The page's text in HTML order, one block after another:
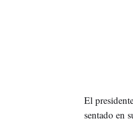
El
sentado en